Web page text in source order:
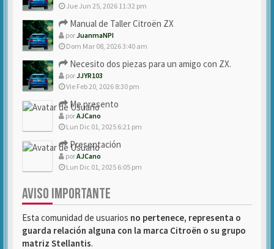
Jue Jun 25, 2026 11:32 pm
Manual de Taller Citroën ZX
porJuanmaNPI
Dom Mar 08, 2026 3:40 am
Necesito dos piezas para un amigo con ZX.
porJJYR103
Vie Feb 20, 2026 8:30 pm
Me presento
porAJCano
Lun Dic 01, 2025 6:21 pm
Presentación
porAJCano
Lun Dic 01, 2025 6:05 pm
AVISO IMPORTANTE
Esta comunidad de usuarios no pertenece, representa o
guarda relación alguna con la marca Citroën o su grupo
matriz Stellantis.